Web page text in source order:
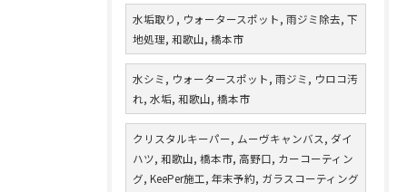
水垢取り, ウォータースポット, 雨ジミ除去, 下
地処理, 和歌山, 橋本市
水シミ, ウォータースポット, 雨ジミ, ウロコ汚
れ, 水垢, 和歌山, 橋本市
クリスタルキーパー, ムーヴキャンバス, ダイ
ハツ, 和歌山, 橋本市, 高野口, カーコーティン
グ, KeePer施工, 年末予約, ガラスコーティング